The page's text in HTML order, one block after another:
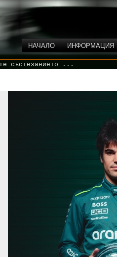
НАЧАЛО ИНФОРМАЦИЯ
състезанието ...